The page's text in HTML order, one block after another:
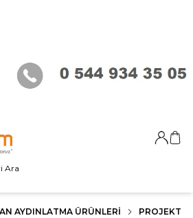
Giriş
AYDINLATMA ÜRÜNLERI